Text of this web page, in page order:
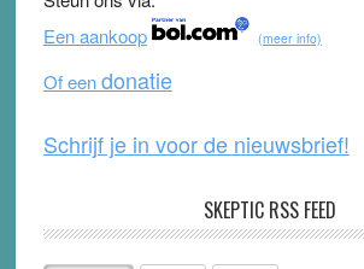
o
o
k
b
Een aankoop
(meer info)
Of eendonatie
Schrijf je in voor de nieuwsbrief!
SKEPTIC RSS FEED